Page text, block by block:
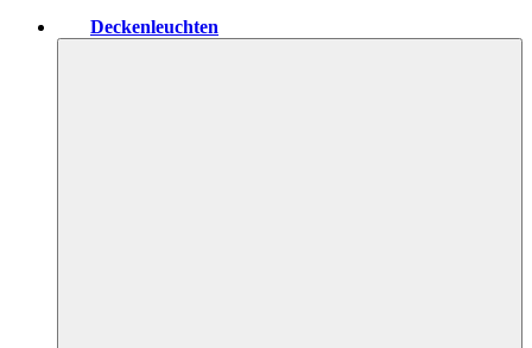
Deckenleuchten